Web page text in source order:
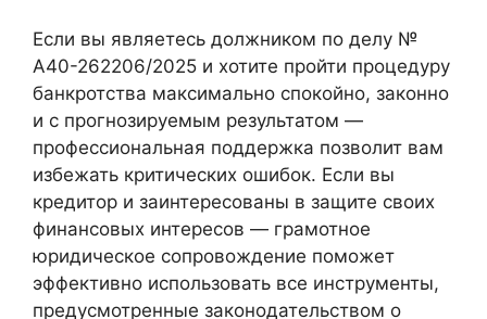
Если вы являетесь должником по делу №
А40-262206/2025 и хотите пройти процедуру
банкротства максимально спокойно, законно
и с прогнозируемым результатом —
профессиональная поддержка позволит вам
избежать критических ошибок. Если вы
кредитор и заинтересованы в защите своих
финансовых интересов — грамотное
юридическое сопровождение поможет
эффективно использовать все инструменты,
предусмотренные законодательством о